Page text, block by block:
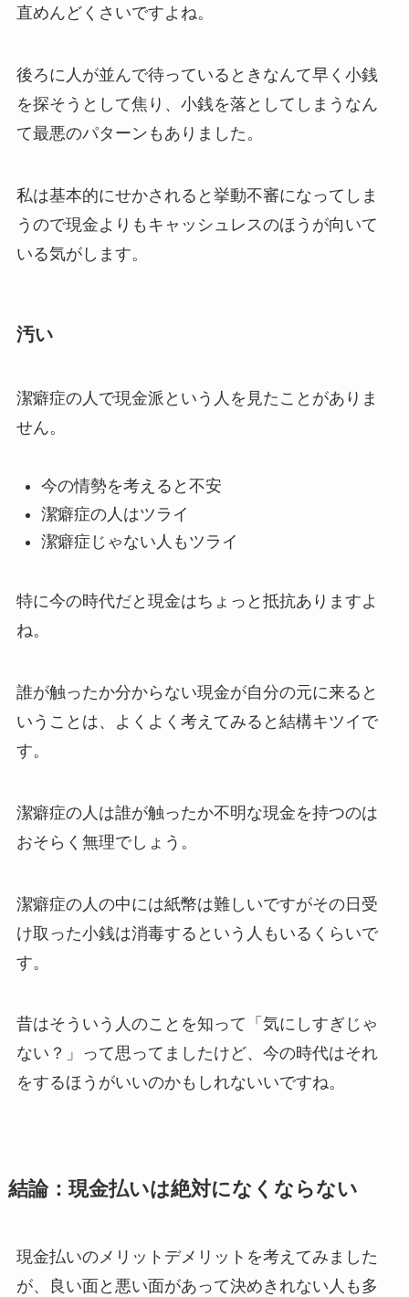
直めんどくさいですよね。
後ろに人が並んで待っているときなんて早く小銭
を探そうとして焦り、小銭を落としてしまうなん
て最悪のパターンもありました。
私は基本的にせかされると挙動不審になってしま
うので現金よりもキャッシュレスのほうが向いて
いる気がします。
汚い
潔癖症の人で現金派という人を見たことがありま
せん。
今の情勢を考えると不安
潔癖症の人はツライ
潔癖症じゃない人もツライ
特に今の時代だと現金はちょっと抵抗ありますよ
ね。
誰が触ったか分からない現金が自分の元に来ると
いうことは、よくよく考えてみると結構キツイで
す。
潔癖症の人は誰が触ったか不明な現金を持つのは
おそらく無理でしょう。
潔癖症の人の中には紙幣は難しいですがその日受
け取った小銭は消毒するという人もいるくらいで
す。
昔はそういう人のことを知って「気にしすぎじゃ
ない？」って思ってましたけど、今の時代はそれ
をするほうがいいのかもしれないいですね。
結論：現金払いは絶対になくならない
現金払いのメリットデメリットを考えてみました
が、良い面と悪い面があって決めきれない人も多